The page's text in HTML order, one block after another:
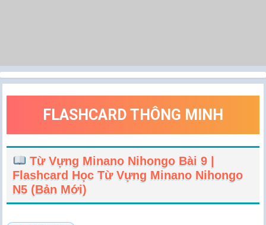
FLASHCARD THÔNG MINH
Từ Vựng Minano Nihongo Bài 9 |
Flashcard Học Từ Vựng Minano Nihongo
N5 (bản Mới)